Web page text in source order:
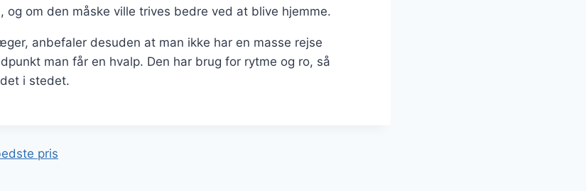
og om den måske ville trives bedre ved at blive hjemme.
anbefaler desuden at man ikke har en masse rejse
man får en hvalp. Den har brug for rytme og ro, så
i stedet.
pris